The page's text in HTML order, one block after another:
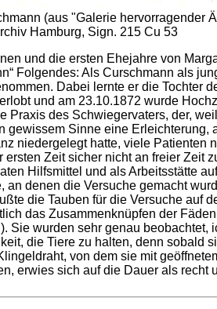
(aus "Galerie hervorragender
Hamburg, Sign. 215 Cu 53
und die ersten Ehejahre von
Folgendes: Als Curschmann als
Dabei lernte er die Tochter
und am 23.10.1872 wurde
Praxis des Schwiegervaters, der,
gewissem Sinne eine
niedergelegt hatte, viele
ersten Zeit sicher nicht an freier
Hilfsmittel und als Arbeitsstätte
denen die Versuche gemacht
die Tauben für die Versuche auf
das Zusammenknüpfen der
Sie wurden sehr genau beobachtet,
die Tiere zu halten, denn sobald
von dem sie mit
erwies sich auf die Dauer als recht